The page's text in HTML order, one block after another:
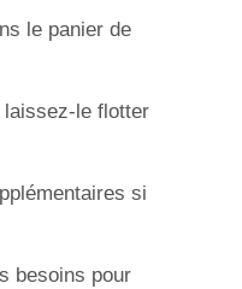
le panier de
le flotter
si
besoins pour